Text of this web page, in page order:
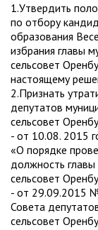
1.Утвердить
по отбору
образования
избрания главы
сельсовет
настоящему
2.Признать
депутатов
сельсовет
- от 10.08. 2015
«О порядке
должность главы
сельсовет
- от 29.09.2015
Совета
сельсовет